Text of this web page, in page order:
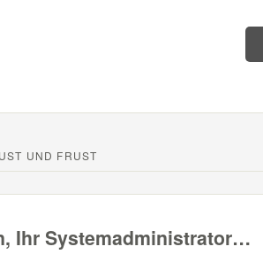
UND FRUST
Ihr Systemadministrator…